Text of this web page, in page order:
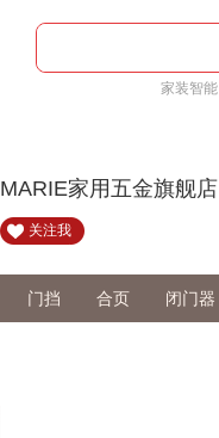
家装智能
MARIE家用五金旗舰店
关注我
门挡 合页 闭门器